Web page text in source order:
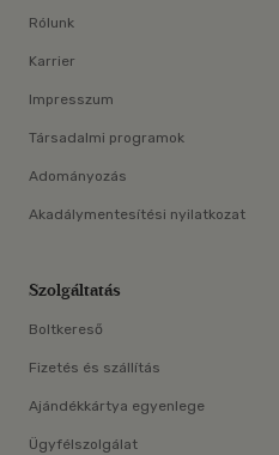
Rólunk
Karrier
Impresszum
Társadalmi programok
Adományozás
Akadálymentesítési nyilatkozat
Szolgáltatás
Boltkereső
Fizetés és szállítás
Ajándékkártya egyenlege
Ügyfélszolgálat